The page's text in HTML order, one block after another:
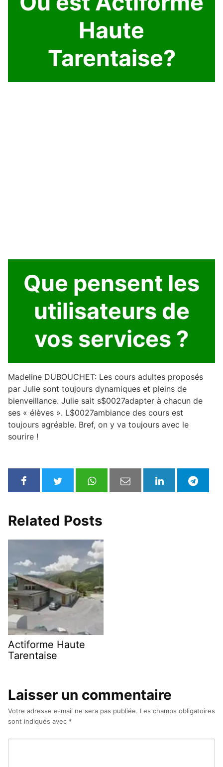
Haute
Tarentaise?
Que pensent les
utilisateurs de
vos services ?
Madeline DUBOUCHET: Les cours adultes proposés
par Julie sont toujours dynamiques et pleins de
bienveillance. Julie sait s$0027adapter à chacun de
ses « élèves ». L$0027ambiance des cours est
toujours agréable. Bref, on y va toujours avec le
sourire !
Related Posts
Actiforme Haute
Tarentaise
Laisser un commentaire
Votre adresse e-mail ne sera pas publiée. Les champs obligatoires
sont indiqués avec *